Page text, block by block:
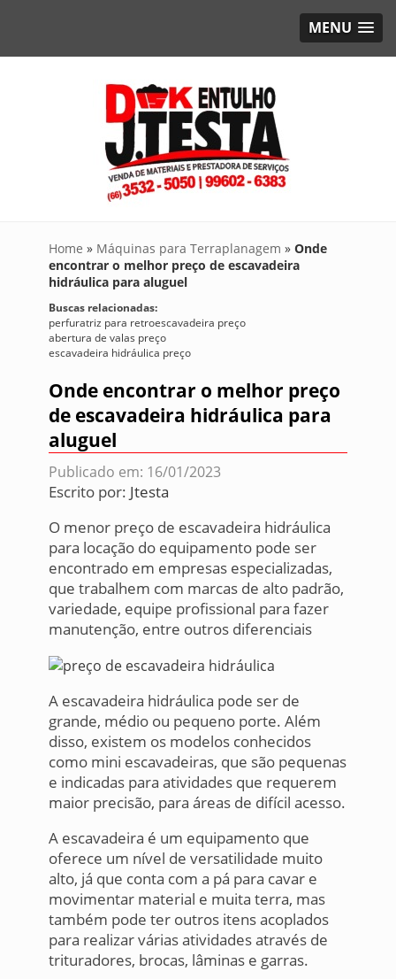
MENU
Home » Máquinas para Terraplanagem » Onde
encontrar o melhor preço de escavadeira
hidráulica para aluguel
Buscas relacionadas:
perfuratriz para retroescavadeira preço
abertura de valas preço
escavadeira hidráulica preço
Onde encontrar o melhor preço
de escavadeira hidráulica para
aluguel
Publicado em: 16/01/2023
Escrito por: Jtesta
O menor preço de escavadeira hidráulica
para locação do equipamento pode ser
encontrado em empresas especializadas,
que trabalhem com marcas de alto padrão,
variedade, equipe profissional para fazer
manutenção, entre outros diferenciais
A escavadeira hidráulica pode ser de
grande, médio ou pequeno porte. Além
disso, existem os modelos conhecidos
como mini escavadeiras, que são pequenas
e indicadas para atividades que requerem
maior precisão, para áreas de difícil acesso.
A escavadeira é um equipamento que
oferece um nível de versatilidade muito
alto, já que conta com a pá para cavar e
movimentar material e muita terra, mas
também pode ter outros itens acoplados
para realizar várias atividades através de
trituradores, brocas, lâminas e garras.